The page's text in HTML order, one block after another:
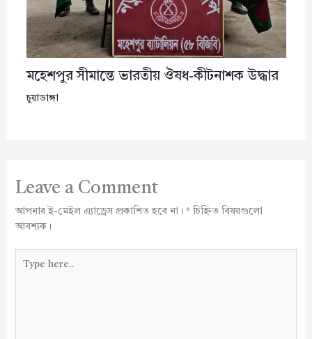
মহেশপুর সীমান্তে ভারতীয় ঔষধ-কীটনাশক উদ্ধার
চুয়াডাঙ্গা
Leave a Comment
আপনার ই-মেইল এ্যাড্রেস প্রকাশিত হবে না। *চিহ্নিত বিষয়গুলো
আবশ্যক।
here..